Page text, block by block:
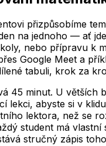
přizpůsobíme
na jednoho — ať
nebo přípravu k
Google Meet a
tabuli, krok za
45 minut. U větších
lekci, abyste si v
lektora, než se
student má vlastní
stručný zápis